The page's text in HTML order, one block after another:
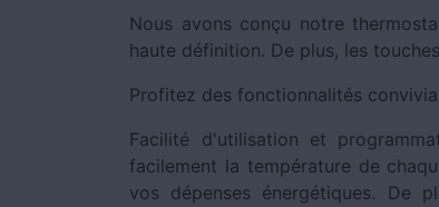
Nous avons conçu notre
haute définition. De plus, les
Profitez des fonctionnalités
Facilité d'utilisation et
facilement la température de
vos dépenses énergétiques. De